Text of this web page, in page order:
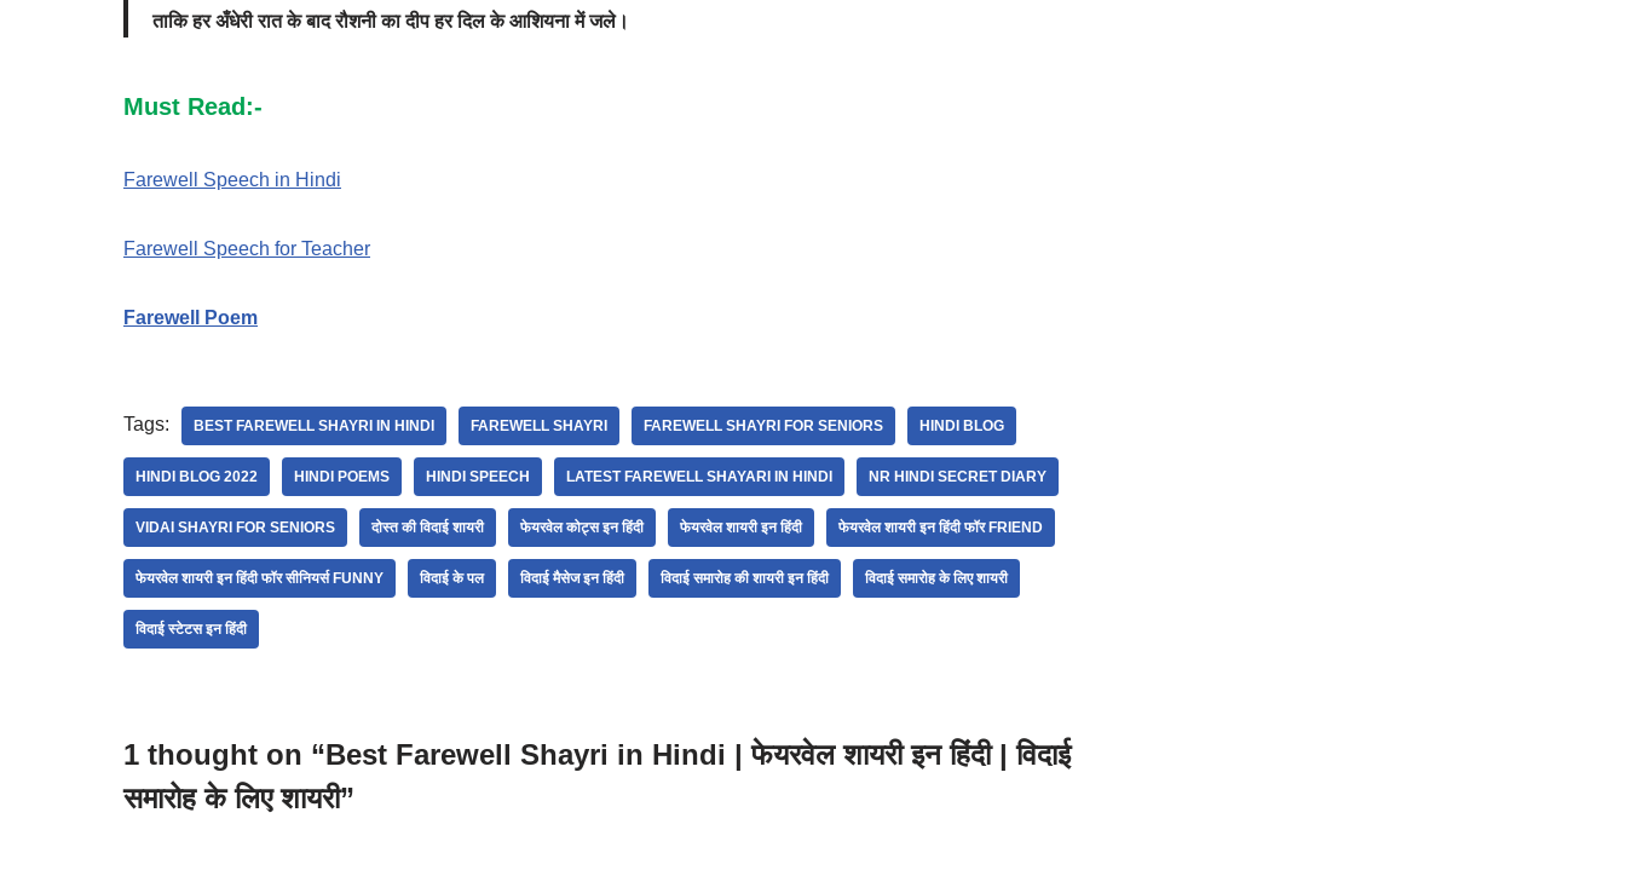
ताकि हर अँधेरी रात के बाद रौशनी का दीप हर दिल के आशियना में जले।
Must Read:-
Farewell Speech in Hindi
Farewell Speech for Teacher
Farewell Poem
Tags: BEST FAREWELL SHAYRI IN HINDI FAREWELL SHAYRI FAREWELL SHAYRI FOR SENIORS HINDI BLOG
HINDI BLOG 2022 HINDI POEMS HINDI SPEECH LATEST FAREWELL SHAYARI IN HINDI NR HINDI SECRET DIARY
VIDAI SHAYRI FOR SENIORS दोस्त की विदाई शायरी फेयरवेल कोट्स इन हिंदी फेयरवेल शायरी इन हिंदी फेयरवेल शायरी इन हिंदी फॉर FRIEND
फेयरवेल शायरी इन हिंदी फॉर सीनियर्स FUNNY विदाई के पल विदाई मैसेज इन हिंदी विदाई समारोह की शायरी इन हिंदी विदाई समारोह के लिए शायरी
विदाई स्टेटस इन हिंदी
1 thought on “Best Farewell Shayri in Hindi | फेयरवेल शायरी इन हिंदी | विदाई
समारोह के लिए शायरी”